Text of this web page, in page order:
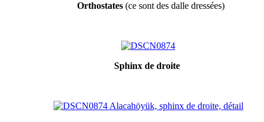
Orthostates (ce sont des dalle dressées)
Sphinx de droite